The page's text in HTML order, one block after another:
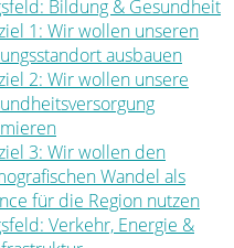
Bildung & Gesundheit
1: Wir wollen unseren
ausbauen
2: Wir wollen unsere
3: Wir wollen den
Wandel als
für die Region nutzen
Verkehr, Energie &